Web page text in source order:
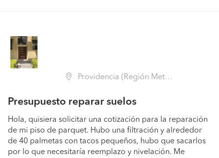
Providencia (Región Metropolitana - Santiago)
Presupuesto reparar suelos
Hola, quisiera solicitar una cotización para la reparación
de mi piso de parquet. Hubo una filtración y alrededor
de 40 palmetas con tacos pequeños, hubo que sacarlos
por lo que necesitaría reemplazo y nivelación. Me